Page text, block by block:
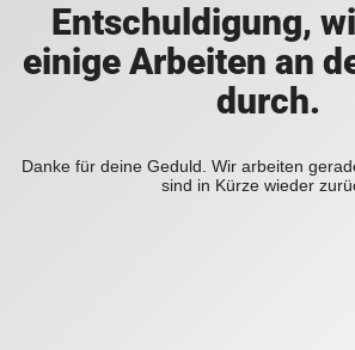
Entschuldigung,
einige Arbeiten an
durch.
Danke für deine Geduld. Wir arbeiten
sind in Kürze wieder